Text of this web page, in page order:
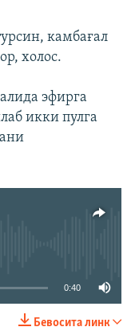
камбағал
холос.
эфирга
икки пулга
эмас
0:40
Бевосита линк